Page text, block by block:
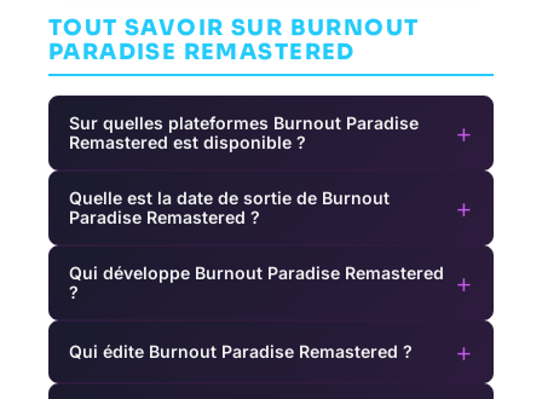
TOUT SAVOIR SUR BURNOUT
PARADISE REMASTERED
Sur quelles plateformes Burnout Paradise
Remastered est disponible ?
+
Quelle est la date de sortie de Burnout
Paradise Remastered ?
+
Qui développe Burnout Paradise Remastered
?
+
Qui édite Burnout Paradise Remastered ? +